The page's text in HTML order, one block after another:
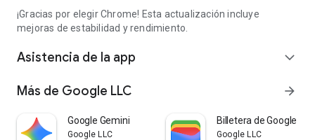
¡Gracias por elegir Chrome! Esta actualización incluye
mejoras de estabilidad y rendimiento.
Asistencia de la app expand_more
Más de Google LLC arrow_forward
Google Gemini
Google LLC
Billetera de Google
Google LLC